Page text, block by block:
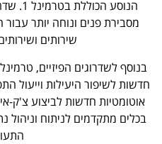
הנוסע
מסבירת פנים ונוחה יותר
שירותים
חדשות לשיפור היעילות וייעול
אוטומטיות חדשות לביצוע צ'ק-
בכלים מתקדמים לניתוח וניהול